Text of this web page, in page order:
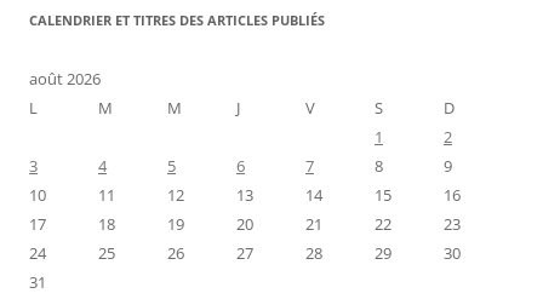
CALENDRIER ET TITRES DES ARTICLES PUBLIÉS
août 2026
L
M M J V S
D
1
2
3
4 5 6 7 8
9
10
11 12 13 14 15
16
17
18 19 20 21 22
23
24
25 26 27 28 29
30
31